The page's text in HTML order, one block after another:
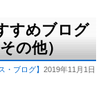
すめブログ
の他）
・ブログ】 2019年11月1日